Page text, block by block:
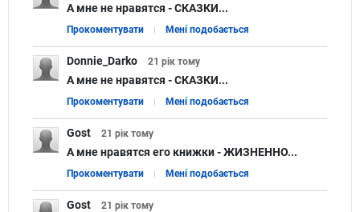
А мне не нравятся - СКАЗКИ...
Прокоментувати Мені подобається
Donnie_Darko 21 рік тому
А мне не нравятся - СКАЗКИ...
Прокоментувати Мені подобається
Gost 21 рік тому
А мне нравятся его книжки - ЖИЗНЕННО...
Прокоментувати Мені подобається
Gost 21 рік тому